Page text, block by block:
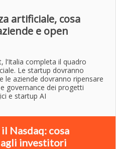
artificiale, cosa
e open
l’Italia completa il quadro
Le startup dovranno
le aziende dovranno ripensare
governance dei progetti
e startup AI
Nasdaq: cosa
investitori